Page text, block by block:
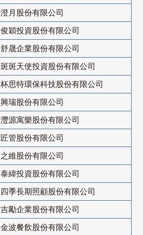
澄月股份有限公司
俊穎投資股份有限公司
舒晟企業股份有限公司
斑斑天使投資股份有限公司
杯思特環保科技股份有限公司
興瑞股份有限公司
灃源寓樂股份有限公司
匠管股份有限公司
之維股份有限公司
泰緯投資股份有限公司
四季長期照顧股份有限公司
吉勵企業股份有限公司
金波餐飲股份有限公司